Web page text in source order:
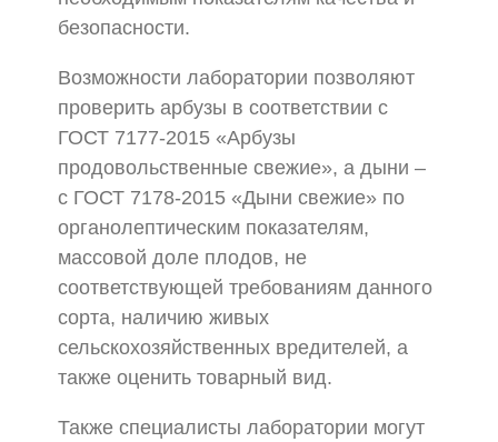
безопасности.
Возможности лаборатории позволяют
проверить арбузы в соответствии с
ГОСТ 7177-2015 «Арбузы
продовольственные свежие», а дыни –
с ГОСТ 7178-2015 «Дыни свежие» по
органолептическим показателям,
массовой доле плодов, не
соответствующей требованиям данного
сорта, наличию живых
сельскохозяйственных вредителей, а
также оценить товарный вид.
Также специалисты лаборатории могут